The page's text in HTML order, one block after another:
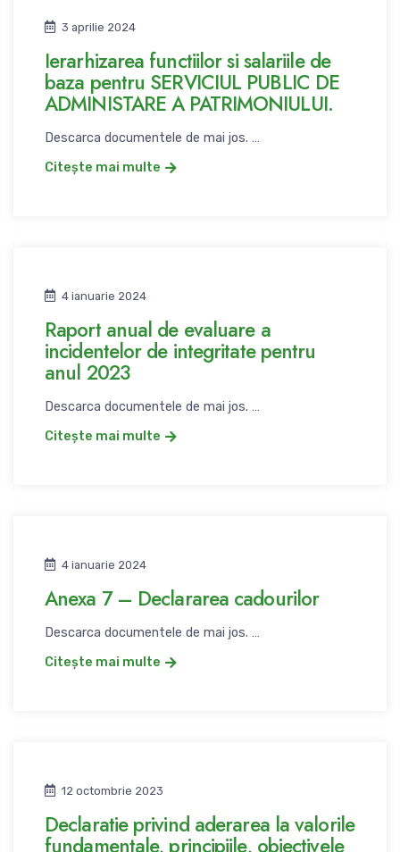
3 aprilie 2024
Ierarhizarea functiilor si salariile de
baza pentru SERVICIUL PUBLIC DE
ADMINISTARE A PATRIMONIULUI.
Descarca documentele de mai jos. …
Citește mai multe
4 ianuarie 2024
Raport anual de evaluare a
incidentelor de integritate pentru
anul 2023
Descarca documentele de mai jos. …
Citește mai multe
4 ianuarie 2024
Anexa 7 – Declararea cadourilor
Descarca documentele de mai jos. …
Citește mai multe
12 octombrie 2023
Declaratie privind aderarea la valorile
fundamentale, principiile, obiectivele